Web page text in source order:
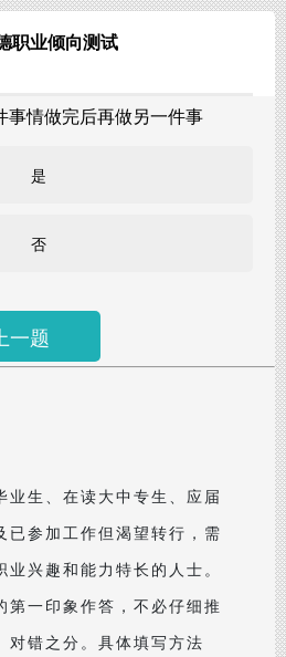
职业倾向测试
事情做完后再做另一件事
是
否
上一题
业生、在读大中专生、应届
已参加工作但渴望转行，需
兴趣和能力特长的人士。
第一印象作答，不必仔细推
对错之分。具体填写方法